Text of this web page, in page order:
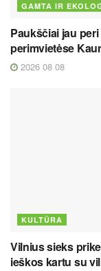
GAMTA IR
Paukščiai jau
perimvietėse
2026 08 08
KULTŪRA
Vilnius sieks
ieškos kartu su